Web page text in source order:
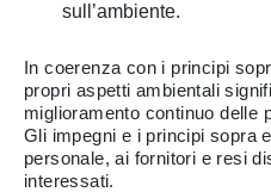
sull’ambiente.
In coerenza con i principi
propri aspetti ambientali
miglioramento continuo delle
Gli impegni e i principi sopra
personale, ai fornitori e resi
interessati.